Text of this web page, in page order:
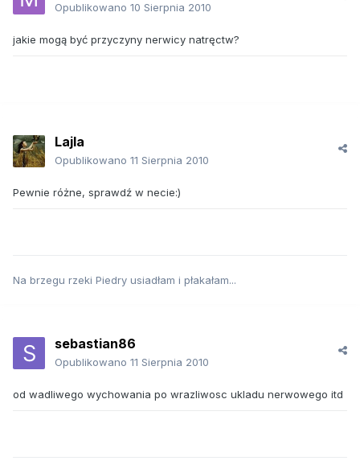
Opublikowano 10 Sierpnia 2010
jakie mogą być przyczyny nerwicy natręctw?
Lajla
Opublikowano 11 Sierpnia 2010
Pewnie różne, sprawdź w necie:)
Na brzegu rzeki Piedry usiadłam i płakałam...
sebastian86
Opublikowano 11 Sierpnia 2010
od wadliwego wychowania po wrazliwosc ukladu nerwowego itd